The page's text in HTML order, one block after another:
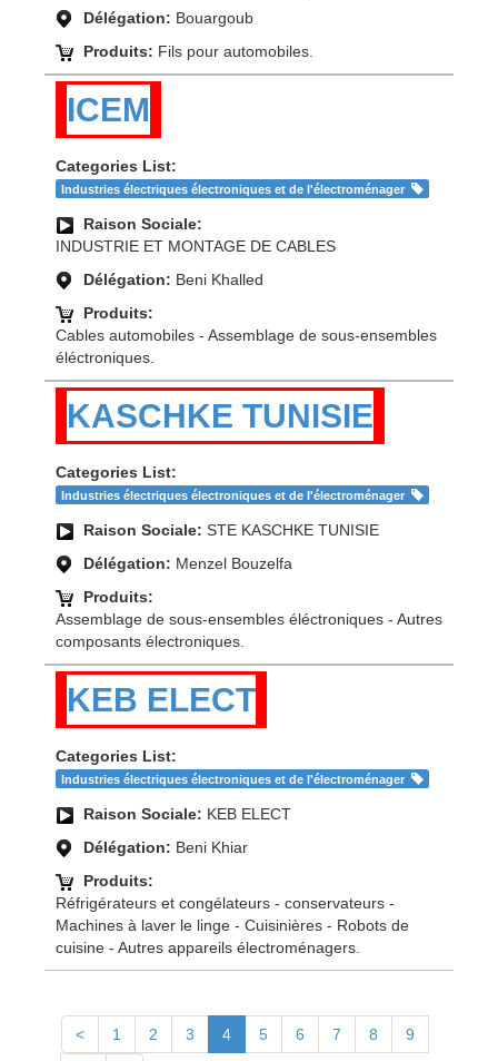
Délégation: Bouargoub
Produits: Fils pour automobiles.
ICEM
Categories List:
Industries électriques électroniques et de l'électroménager
Raison Sociale:
INDUSTRIE ET MONTAGE DE CABLES
Délégation: Beni Khalled
Produits:
Cables automobiles - Assemblage de sous-ensembles
éléctroniques.
KASCHKE TUNISIE
Categories List:
Industries électriques électroniques et de l'électroménager
Raison Sociale: STE KASCHKE TUNISIE
Délégation: Menzel Bouzelfa
Produits:
Assemblage de sous-ensembles éléctroniques - Autres
composants électroniques.
KEB ELECT
Categories List:
Industries électriques électroniques et de l'électroménager
Raison Sociale: KEB ELECT
Délégation: Beni Khiar
Produits:
Réfrigérateurs et congélateurs - conservateurs -
Machines à laver le linge - Cuisinières - Robots de
cuisine - Autres appareils électroménagers.
< 1 2 3 4 5 6 7 8 9